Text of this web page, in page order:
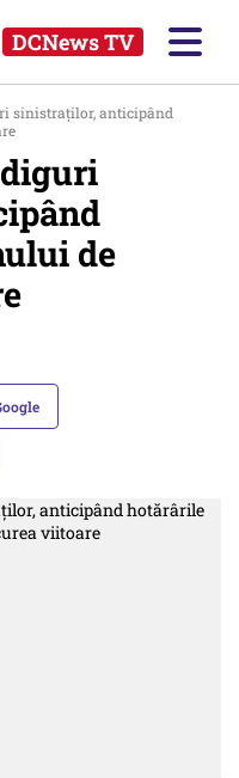
DCNews TV
sinistraţilor, anticipând
de